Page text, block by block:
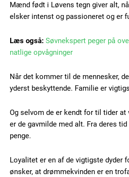
Ut mollis pellentesque tortor
Nullam eu erat condimentum
Orci varius natoque dolor
Member full access
100DKK / year
Mænd født i Løvens tegn giver alt,
elsker intenst og passioneret og er
Læs også: Søvnekspert peger på
natlige opvågninger
Når det kommer til de mennesker,
yderst beskyttende. Familie er
Og selvom de er kendt for til tider
er de gavmilde med alt. Fra deres
penge.
Loyalitet er en af de vigtigste dyder
ønsker, at drømmekvinden er en